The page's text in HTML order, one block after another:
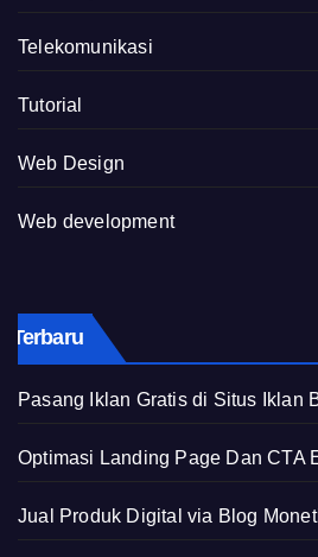
Telekomunikasi
Tutorial
Web Design
Web development
Terbaru
Pasang Iklan Gratis di Situs Iklan
Optimasi Landing Page Dan CTA
Jual Produk Digital via Blog